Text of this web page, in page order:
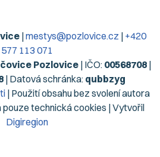
|mestys@pozlovice.cz | +420
577 113 071
Pozlovice| IČO: 00568708|
| Datová schránka: qubbzyg
| Použití obsahu bez svolení autora
technická cookies | Vytvořil
Digiregion